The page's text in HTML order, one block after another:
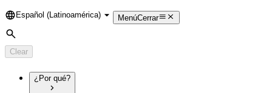
Language
Español (Latinoamérica) MenúCerrar
Search
Clear
¿Por qué?